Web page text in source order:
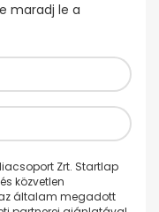
maradj le a
Zrt. Startlap
közvetlen
általam megadott